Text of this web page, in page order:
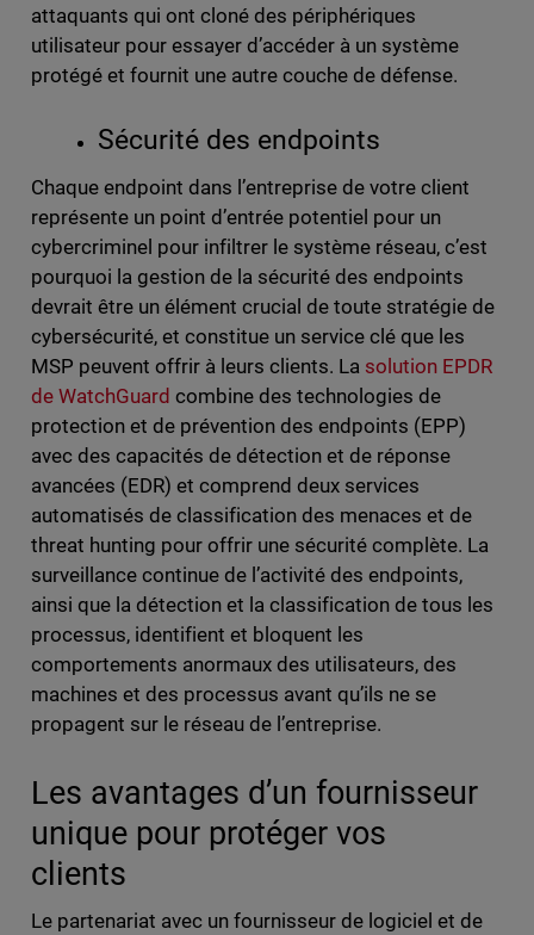
attaquants qui ont cloné des périphériques
utilisateur pour essayer d’accéder à un système
protégé et fournit une autre couche de défense.
Sécurité des endpoints
Chaque endpoint dans l’entreprise de votre client
représente un point d’entrée potentiel pour un
cybercriminel pour infiltrer le système réseau, c’est
pourquoi la gestion de la sécurité des endpoints
devrait être un élément crucial de toute stratégie de
cybersécurité, et constitue un service clé que les
MSP peuvent offrir à leurs clients. La solution EPDR
de WatchGuard combine des technologies de
protection et de prévention des endpoints (EPP)
avec des capacités de détection et de réponse
avancées (EDR) et comprend deux services
automatisés de classification des menaces et de
threat hunting pour offrir une sécurité complète. La
surveillance continue de l’activité des endpoints,
ainsi que la détection et la classification de tous les
processus, identifient et bloquent les
comportements anormaux des utilisateurs, des
machines et des processus avant qu’ils ne se
propagent sur le réseau de l’entreprise.
Les avantages d’un fournisseur
unique pour protéger vos
clients
Le partenariat avec un fournisseur de logiciel et de